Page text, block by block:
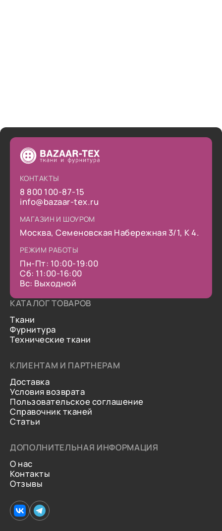
КОНТАКТЫ
8 800 100-87-15
info@bazaar-tex.ru
МАГАЗИН И ШОУРОМ
Москва, Семеновская Набережная 3/1, К 4.
РЕЖИМ РАБОТЫ
Пн-Пт: 10:00-19:00
Сб: 11:00-16:00
Вс: Выходной
КАТАЛОГ ТОВАРОВ
Ткани
Фурнитура
Технические ткани
КЛИЕНТАМ И ПАРТНЕРАМ
Доставка
Условия возврата
Пользовательское соглашение
Справочник тканей
Статьи
ДОПОЛНИТЕЛЬНАЯ ИНФОРМАЦИЯ
О нас
Контакты
Отзывы